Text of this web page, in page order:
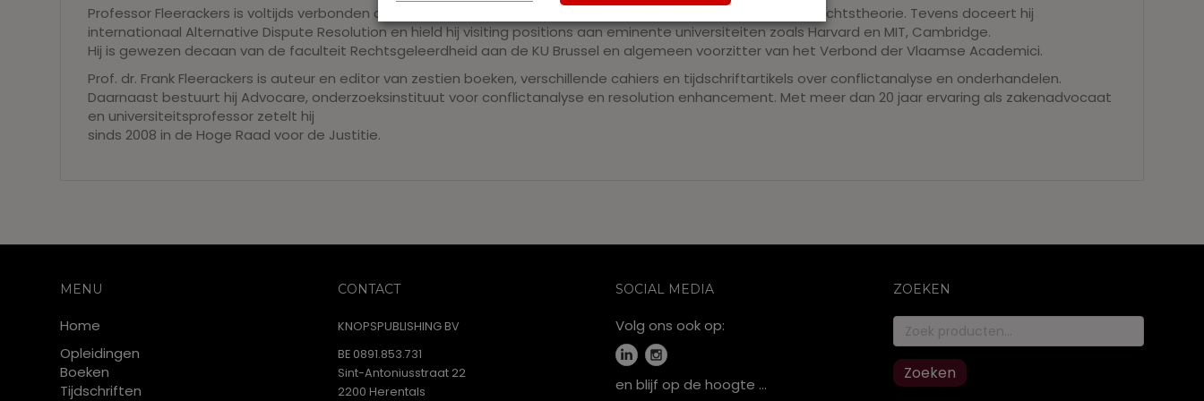
Professor Fleerackers is voltijds verbonden aan de faculteit Rechtsgeleerdheid van de KU Leuven, vakgebied rechtstheorie. Tevens doceert hij
internationaal Alternative Dispute Resolution en hield hij visiting positions aan eminente universiteiten zoals Harvard en MIT, Cambridge.
Hij is gewezen decaan van de faculteit Rechtsgeleerdheid aan de KU Brussel en algemeen voorzitter van het Verbond der Vlaamse Academici.
Prof. dr. Frank Fleerackers is auteur en editor van zestien boeken, verschillende cahiers en tijdschriftartikels over conflictanalyse en onderhandelen.
Daarnaast bestuurt hij Advocare, onderzoeksinstituut voor conflictanalyse en resolution enhancement. Met meer dan 20 jaar ervaring als zakenadvocaat
en universiteitsprofessor zetelt hij
sinds 2008 in de Hoge Raad voor de Justitie.
MENU
Home
Opleidingen
Boeken
Tijdschriften
CONTACT
KNOPSPUBLISHING BV
BE 0891.853.731
Sint-Antoniusstraat 22
2200 Herentals
SOCIAL MEDIA
Volg ons ook op:
en blijf op de hoogte …
ZOEKEN
Zoeken
naar:
Zoeken